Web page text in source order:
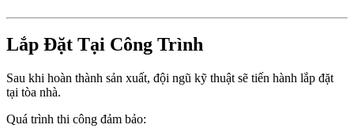
Lắp Đặt Tại Công Trình
Sau khi hoàn thành sản xuất, đội ngũ kỹ thuật sẽ tiến hành lắp đặt
tại tòa nhà.
Quá trình thi công đảm bảo: